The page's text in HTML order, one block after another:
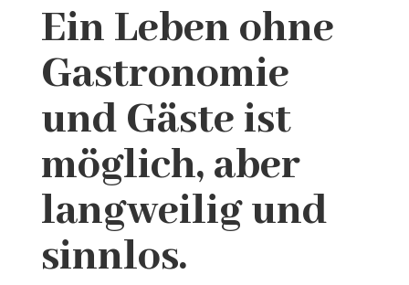
Ein Leben ohne
Gastronomie
und Gäste ist
möglich, aber
langweilig und
sinnlos.